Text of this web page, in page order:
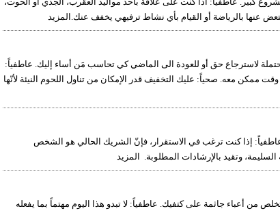
عنها بالرياضة أو القيام بأي نشاط ترفيهي يخفف عنك.المزيد
لاسترجاع حق أو للعودة الى الماضي كي تحاسب مَن أساء إليك. عاطفياً:
ممكن معه. صحياً: عليك التخفيف قدر الإمكان من تناول اللحوم النيئة لأنّها
إذا كنت ترغب في الاستقرار، فإنّ الشريك الحالي هو الشخص
وتقيد بالإرشادات المطلوبة. المزيد
من أعباء جاثمة على كتفيك. عاطفياً: لا تبدو هذا اليوم مهتماً بما يفعله